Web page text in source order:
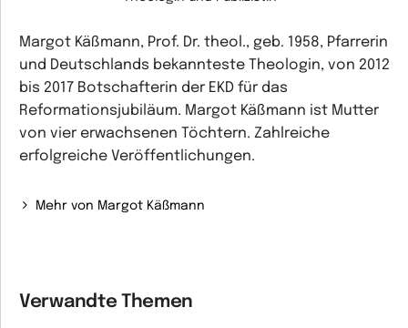
Margot Käßmann, Prof. Dr. theol., geb. 1958, Pfarrerin
und Deutschlands bekannteste Theologin, von 2012
bis 2017 Botschafterin der EKD für das
Reformationsjubiläum. Margot Käßmann ist Mutter
von vier erwachsenen Töchtern. Zahlreiche
erfolgreiche Veröffentlichungen.
Mehr von Margot Käßmann
Verwandte Themen